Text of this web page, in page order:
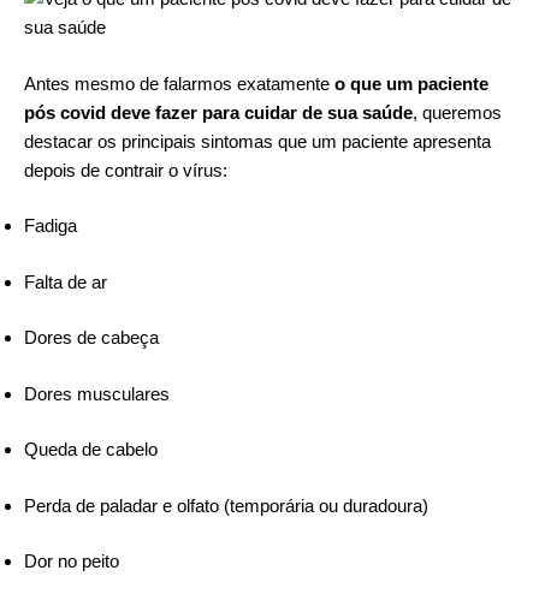
Antes mesmo de falarmos exatamente o que um paciente
pós covid deve fazer para cuidar de sua saúde, queremos
destacar os principais sintomas que um paciente apresenta
depois de contrair o vírus:
Fadiga
Falta de ar
Dores de cabeça
Dores musculares
Queda de cabelo
Perda de paladar e olfato (temporária ou duradoura)
Dor no peito